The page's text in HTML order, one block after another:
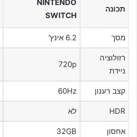
תכונה
NINTENDO
SWITCH
מסך 6.2 אינץ'
רזולוציה
ניידת
720p
קצב רענון 60Hz
HDR לא
אחסון 32GB